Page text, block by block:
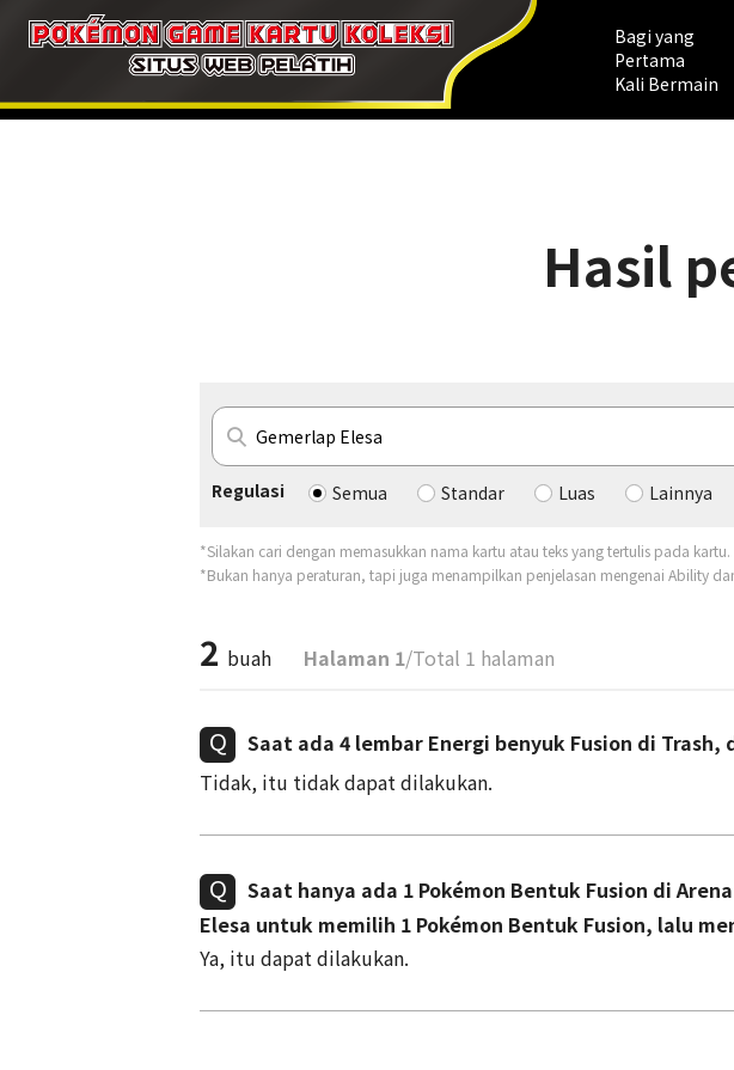
Bagi yang
Pertama
Kali Bermain
Hasil
Regulasi Semua Standar Luas Lainnya
*Silakan cari dengan memasukkan nama kartu atau teks yang tertulis pada kartu.
*Bukan hanya peraturan, tapi juga menampilkan penjelasan mengenai Ability
2 buah Halaman 1/Total 1 halaman
Saat ada 4 lembar Energi benyuk Fusion di
Tidak, itu tidak dapat dilakukan.
Saat hanya ada 1 Pokémon Bentuk Fusion di
Elesa untuk memilih 1 Pokémon Bentuk Fusion, lalu
Ya, itu dapat dilakukan.